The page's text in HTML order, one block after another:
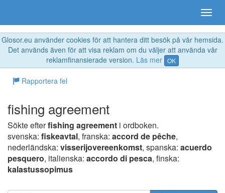
Glosor.eu använder cookies för att hantera ditt besök på vår hemsida.
Det används även för att visa reklam om du väljer att använda vår
reklamfinansierade version. Läs mer OK
Rapportera fel
fishing agreement
Sökte efterfishing agreement i ordboken.
svenska: fiskeavtal, franska: accord de pêche,
nederländska: visserijovereenkomst, spanska: acuerdo
pesquero, italienska: accordo di pesca, finska:
kalastussopimus